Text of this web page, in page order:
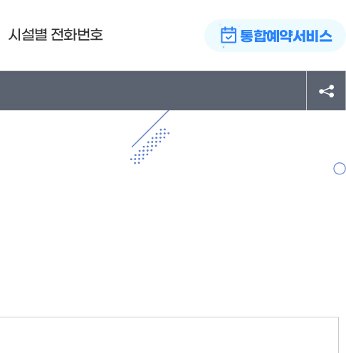
시설별 전화번호 통합예약서비스